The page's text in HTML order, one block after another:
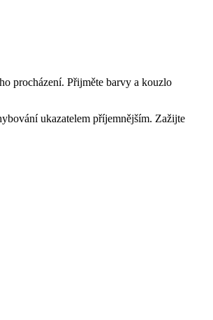
procházení. Přijměte barvy a kouzlo
ukazatelem příjemnějším. Zažijte